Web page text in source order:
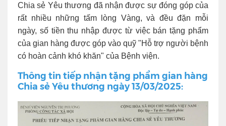
Chia sẻ Yêu thương đã nhận được sự đóng góp của
rất nhiều những tấm lòng Vàng, và đều đặn mỗi
ngày, số tiền thu nhập được từ việc bán tặng phẩm
của gian hàng được góp vào quỹ "Hỗ trợ người bệnh
có hoàn cảnh khó khăn" của Bệnh viện.
Thông tin tiếp nhận tặng phẩm gian hàng
Chia sẻ Yêu thương ngày 13/03/2025: